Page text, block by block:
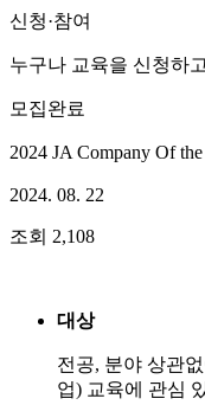
신청·참여
누구나 교육을 신청하
모집완료
2024 JA Company Of
2024. 08. 22
조회 2,108
대상
전공, 분야 상관
업) 교육에 관심